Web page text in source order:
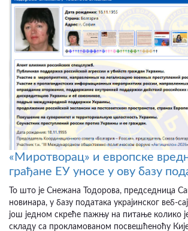
«Миротворац» и европске
грађане ЕУ уносе у ову базу
То што је Снежана Тодорова, председница
новинара, у базу података украјинског веб-
још једном скреће пажњу на питање колико
складу са прокламованом посвешћеноћу